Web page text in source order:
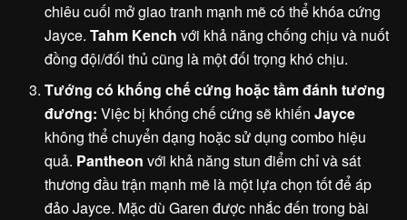
chiêu cuối mở giao tranh mạnh mẽ có thể khóa cứng
Jayce.Tahm Kench với khả năng chống chịu và nuốt
đồng đội/đối thủ cũng là một đối trọng khó chịu.
Tướng có khống chế cứng hoặc tầm đánh tương
đương: Việc bị khống chế cứng sẽ khiếnJayce
không thể chuyển dạng hoặc sử dụng combo hiệu
quả. Pantheon với khả năng stun điểm chỉ và sát
thương đầu trận mạnh mẽ là một lựa chọn tốt để áp
đảo Jayce. Mặc dù Garen được nhắc đến trong bài